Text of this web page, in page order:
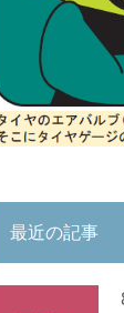
最近の記事